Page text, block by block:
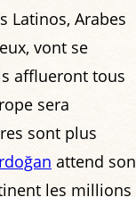
Latinos, Arabes
vont se
afflueront tous
sera
sont plus
attend son
les millions